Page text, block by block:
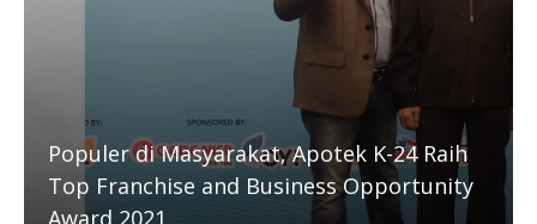
Populer di Masyarakat, Apotek K-24 Raih
Top Franchise and Business Opportunity
Award 2021